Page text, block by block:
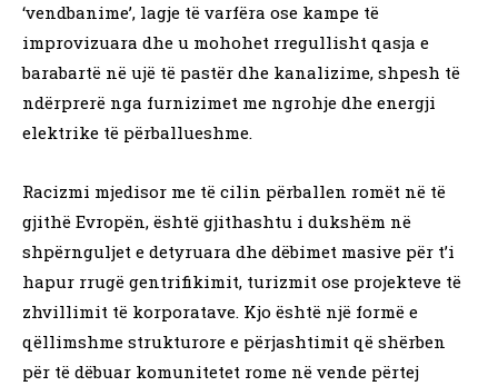
‘vendbanime’, lagje të varfëra ose kampe të
improvizuara dhe u mohohet rregullisht qasja e
barabartë në ujë të pastër dhe kanalizime, shpesh të
ndërprerë nga furnizimet me ngrohje dhe energji
elektrike të përballueshme.
Racizmi mjedisor me të cilin përballen romët në të
gjithë Evropën, është gjithashtu i dukshëm në
shpërnguljet e detyruara dhe dëbimet masive për t’i
hapur rrugë gentrifikimit, turizmit ose projekteve të
zhvillimit të korporatave. Kjo është një formë e
qëllimshme strukturore e përjashtimit që shërben
për të dëbuar komunitetet rome në vende përtej